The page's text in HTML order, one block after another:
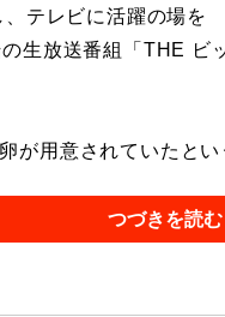
テレビに活躍の場を
生放送番組「THE ビ
が用意されていたとい
つづきを読む